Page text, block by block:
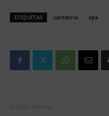
ETIQUETAS cantabria epa